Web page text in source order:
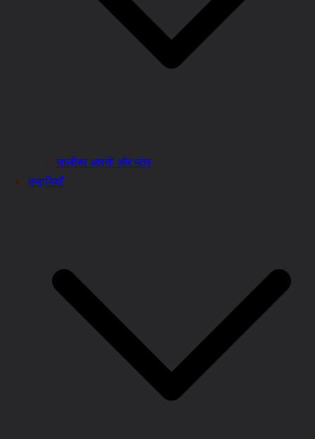
चालीसा आरती और मंत्र
कहानियाँ